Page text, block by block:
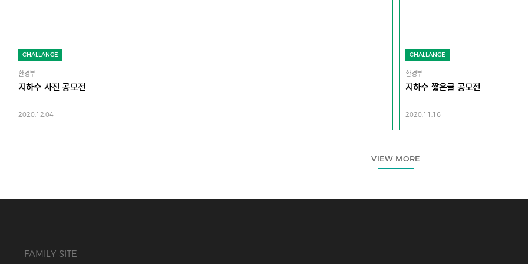
CHALLANGE
환경부
지하수 사진 공모전
2020.12.04
CHALLANGE
환경부
지하수 짧은글 공모전
2020.11.16
VIEW MORE